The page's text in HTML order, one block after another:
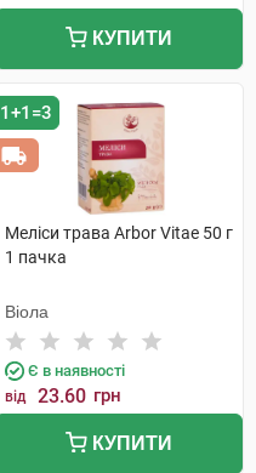
КУПИТИ
1+1=3
Меліси трава Arbor Vitae 50 г
1 пачка
Віола
Є в наявності
від 23.60 грн
КУПИТИ